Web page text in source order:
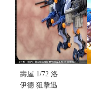
售價:0
壽屋 1/72 洛
伊德 狙擊迅